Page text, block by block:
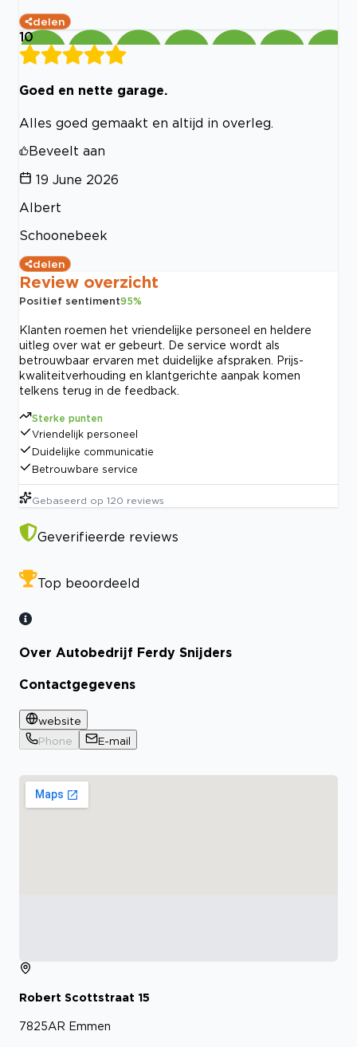
delen
10
Goed en nette garage.
Alles goed gemaakt en altijd in overleg.
Beveelt aan
19 June 2026
Albert
Schoonebeek
delen
Review overzicht
Positief sentiment95%
Klanten roemen het vriendelijke personeel en heldere
uitleg over wat er gebeurt. De service wordt als
betrouwbaar ervaren met duidelijke afspraken. Prijs-
kwaliteitverhouding en klantgerichte aanpak komen
telkens terug in de feedback.
Sterke punten
Vriendelijk personeel
Duidelijke communicatie
Betrouwbare service
Gebaseerd op 120 reviews
Geverifieerde reviews
Top beoordeeld
Over Autobedrijf Ferdy Snijders
Contactgegevens
website
Phone
E-mail
Robert Scottstraat 15
7825AR Emmen